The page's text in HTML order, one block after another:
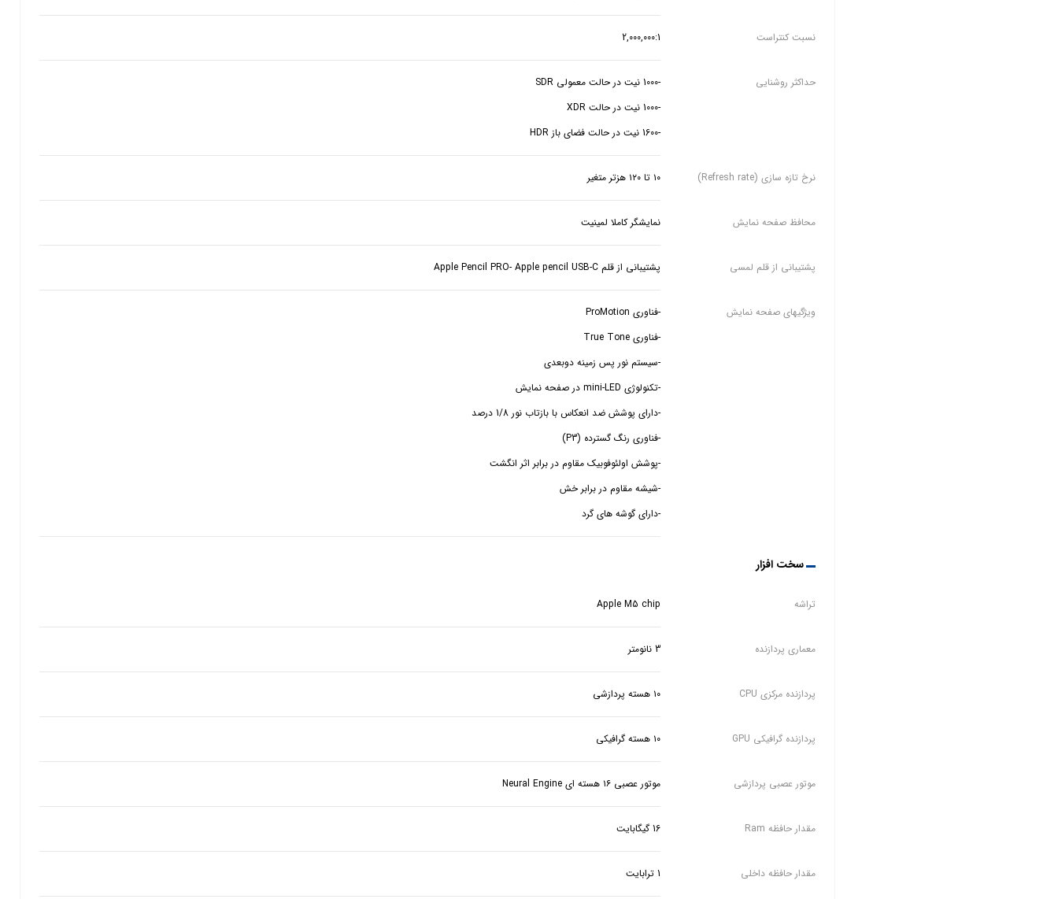
نسبت کنتراست 2,000,000:1
حداکثر روشنایی
-1600 نیت در حالت فضای باز HDR
نرخ تازه سازی (Refresh rate) ۱۰ تا ۱۲۰ هزتر متغیر
محافظ صفحه نمایش نمایشگر کاملا لمینیت
پشتیبانی از قلم لمسی پشتیبانی از قلم Apple Pencil PRO- Apple pencil USB-C
ویژگیهای صفحه نمایش
-دارای گوشه های گرد
سخت افزار
تراشه Apple M5 chip
معماری پردازنده 3 نانومتر
پردازنده مرکزی CPU ۱۰ هسته پردازشی
پردازنده گرافیکی GPU ۱۰ هسته گرافیکی
موتور عصبی پردازشی موتور عصبی ۱۶ هسته ای Neural Engine
مقدار حافظه Ram 16 گیگابایت
مقدار حافظه داخلی 1 ترابایت